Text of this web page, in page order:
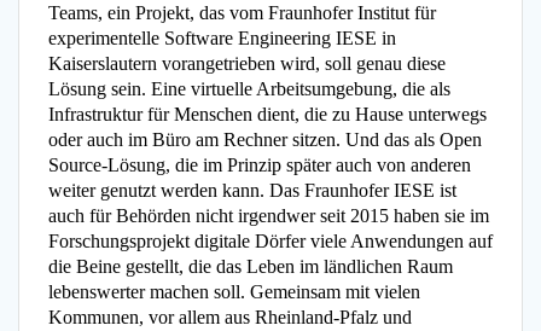
Teams, ein Projekt, das vom Fraunhofer Institut für
experimentelle Software Engineering IESE in
Kaiserslautern vorangetrieben wird, soll genau diese
Lösung sein. Eine virtuelle Arbeitsumgebung, die als
Infrastruktur für Menschen dient, die zu Hause unterwegs
oder auch im Büro am Rechner sitzen. Und das als Open
Source-Lösung, die im Prinzip später auch von anderen
weiter genutzt werden kann. Das Fraunhofer IESE ist
auch für Behörden nicht irgendwer seit 2015 haben sie im
Forschungsprojekt digitale Dörfer viele Anwendungen auf
die Beine gestellt, die das Leben im ländlichen Raum
lebenswerter machen soll. Gemeinsam mit vielen
Kommunen, vor allem aus Rheinland-Pfalz und